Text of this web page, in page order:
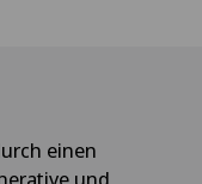
einen
und